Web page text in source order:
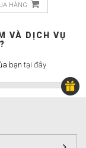
HÀNG
VÀ DỊCH VỤ
bạn tại đây